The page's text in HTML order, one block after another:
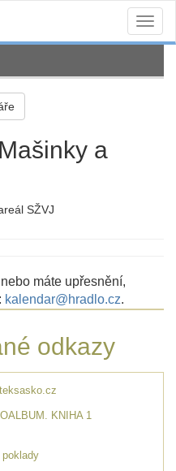
a
SŽVJ
máte upřesnění,
kalendar@hradlo.cz.
odkazy
KNIHA 1